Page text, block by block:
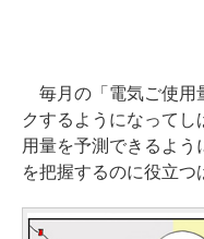
毎月の「電気ご使用
クするようになって
用量を予測できるよ
を把握するのに役立つ